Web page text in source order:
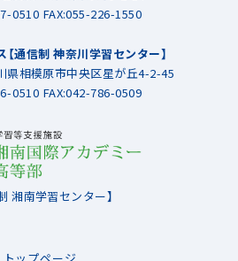
0510 FAX:055-226-1550
通信制 神奈川学習センター】
県相模原市中央区星が丘4-2-45
0510 FAX:042-786-0509
湘南学習センター】